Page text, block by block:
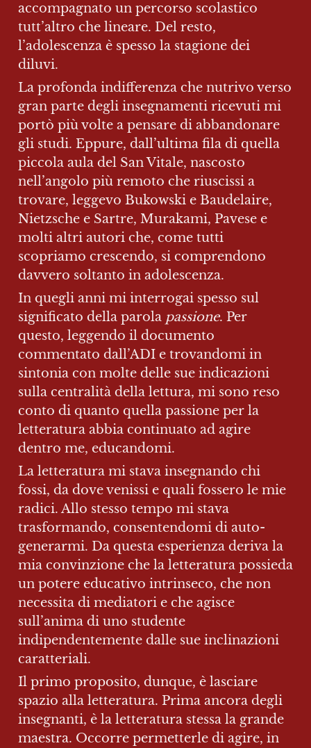
accompagnato un percorso scolastico
tutt’altro che lineare. Del resto,
l’adolescenza è spesso la stagione dei
diluvi.
La profonda indifferenza che nutrivo verso
gran parte degli insegnamenti ricevuti mi
portò più volte a pensare di abbandonare
gli studi. Eppure, dall’ultima fila di quella
piccola aula del San Vitale, nascosto
nell’angolo più remoto che riuscissi a
trovare, leggevo Bukowski e Baudelaire,
Nietzsche e Sartre, Murakami, Pavese e
molti altri autori che, come tutti
scopriamo crescendo, si comprendono
davvero soltanto in adolescenza.
In quegli anni mi interrogai spesso sul
significato della parola passione. Per
questo, leggendo il documento
commentato dall’ADI e trovandomi in
sintonia con molte delle sue indicazioni
sulla centralità della lettura, mi sono reso
conto di quanto quella passione per la
letteratura abbia continuato ad agire
dentro me, educandomi.
La letteratura mi stava insegnando chi
fossi, da dove venissi e quali fossero le mie
radici. Allo stesso tempo mi stava
trasformando, consentendomi di auto-
generarmi. Da questa esperienza deriva la
mia convinzione che la letteratura possieda
un potere educativo intrinseco, che non
necessita di mediatori e che agisce
sull’anima di uno studente
indipendentemente dalle sue inclinazioni
caratteriali.
Il primo proposito, dunque, è lasciare
spazio alla letteratura. Prima ancora degli
insegnanti, è la letteratura stessa la grande
maestra. Occorre permetterle di agire, in